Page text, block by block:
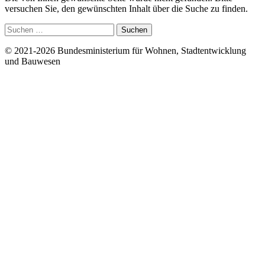
versuchen Sie, den gewünschten Inhalt über die Suche zu finden.
Suchen
nach:
© 2021-2026 Bundesministerium für Wohnen, Stadtentwicklung
und Bauwesen